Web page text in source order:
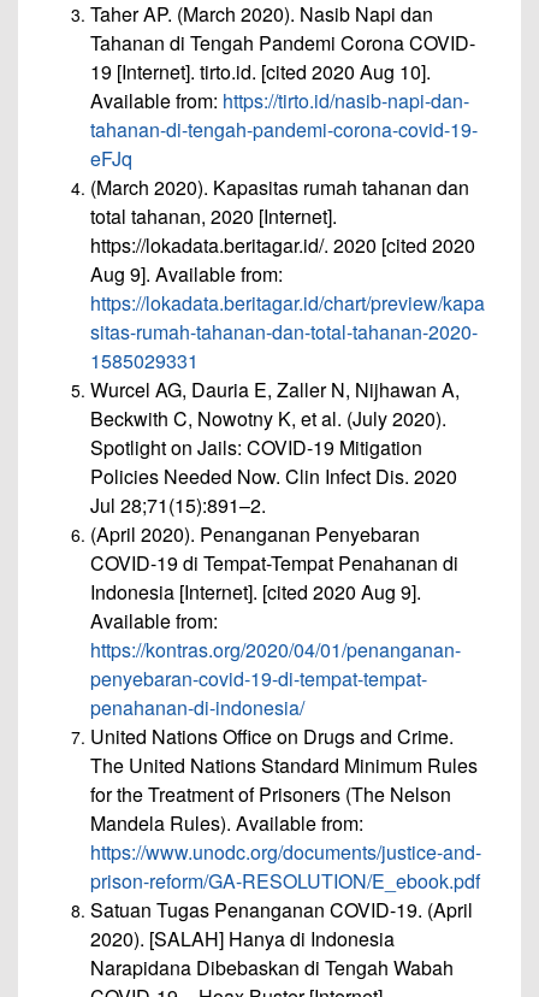
Taher AP. (March 2020). Nasib Napi dan
Tahanan di Tengah Pandemi Corona COVID-
19 [Internet]. tirto.id. [cited 2020 Aug 10].
Available from: https://tirto.id/nasib-napi-dan-
tahanan-di-tengah-pandemi-corona-covid-19-
eFJq
(March 2020). Kapasitas rumah tahanan dan
total tahanan, 2020 [Internet].
https://lokadata.beritagar.id/. 2020 [cited 2020
Aug 9]. Available from:
https://lokadata.beritagar.id/chart/preview/kapa
sitas-rumah-tahanan-dan-total-tahanan-2020-
1585029331
Wurcel AG, Dauria E, Zaller N, Nijhawan A,
Beckwith C, Nowotny K, et al. (July 2020).
Spotlight on Jails: COVID-19 Mitigation
Policies Needed Now. Clin Infect Dis. 2020
Jul 28;71(15):891–2.
(April 2020). Penanganan Penyebaran
COVID-19 di Tempat-Tempat Penahanan di
Indonesia [Internet]. [cited 2020 Aug 9].
Available from:
https://kontras.org/2020/04/01/penanganan-
penyebaran-covid-19-di-tempat-tempat-
penahanan-di-indonesia/
United Nations Office on Drugs and Crime.
The United Nations Standard Minimum Rules
for the Treatment of Prisoners (The Nelson
Mandela Rules). Available from:
https://www.unodc.org/documents/justice-and-
prison-reform/GA-RESOLUTION/E_ebook.pdf
Satuan Tugas Penanganan COVID-19. (April
2020). [SALAH] Hanya di Indonesia
Narapidana Dibebaskan di Tengah Wabah